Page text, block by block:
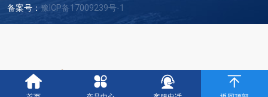
备案号： 豫ICP备17009239号-1
豫公网安备 41070002000102号